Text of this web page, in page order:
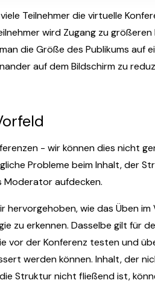
Teilnehmer die virtuelle
wird Zugang zu
die Größe des Publikums auf
auf dem Bildschirm zu
- wir können dies nicht
Probleme beim Inhalt, der
Moderator aufdecken.
hervorgehoben, wie das Üben
zu erkennen. Dasselbe gilt für
vor der Konferenz testen und
werden können. Inhalt, der
Struktur nicht fließend ist,